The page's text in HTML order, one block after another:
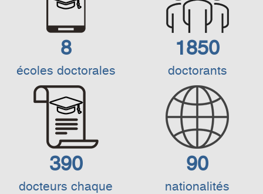
8
écoles doctorales
1850
doctorants
390
docteurs chaque
90
nationalités